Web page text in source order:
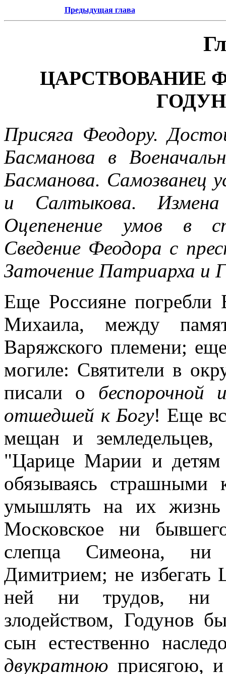
Предыдущая глава
ЦАРСТВОВАНИЕ
Присяга Феодору.
Басманова в
Басманова. Самозванец
и Салтыкова.
Оцепенение умов в
Сведение Феодора с
Заточение Патриарха и
Еще Россияне
Михаила, между
Варяжского племени;
могиле: Святители в
писали о беспорочной
отшедшей к Богу! Еще
мещан и
"Царице Марии и
обязываясь
умышлять на их жизнь
Московское ни
слепца Симеона, ни
Димитрием; не избегать
ней ни трудов, ни
злодейством, Годунов
сын естественно
двукратною присягою,